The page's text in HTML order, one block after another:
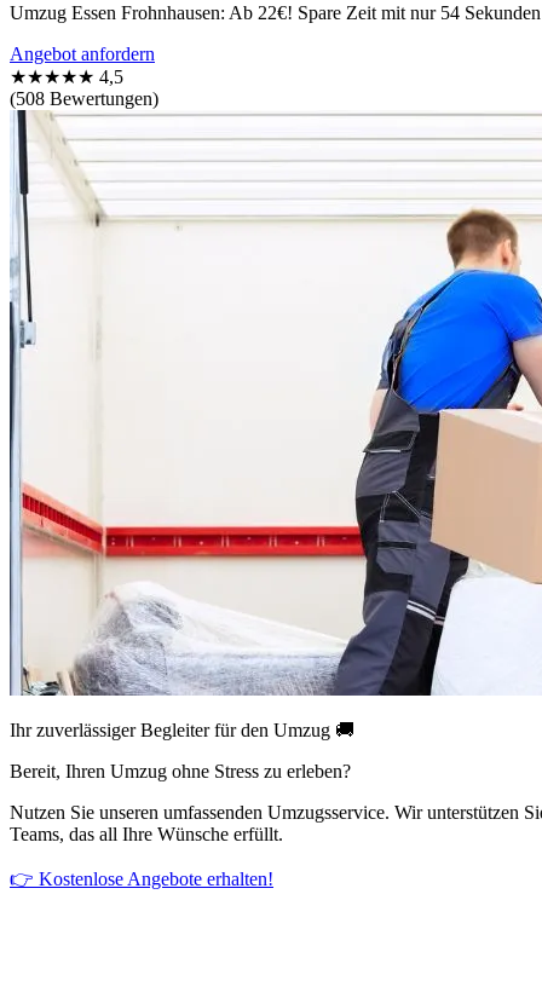
Umzug Essen Frohnhausen: Ab 22€! Spare Zeit mit nur 54
Angebot anfordern
★★★★★ 4,5
(508 Bewertungen)
Ihr zuverlässiger Begleiter für den Umzug 🚚
Bereit, Ihren Umzug ohne Stress zu erleben?
Nutzen Sie unseren umfassenden Umzugsservice. Wir unterstützen
Teams, das all Ihre Wünsche erfüllt.
👉 Kostenlose Angebote erhalten!